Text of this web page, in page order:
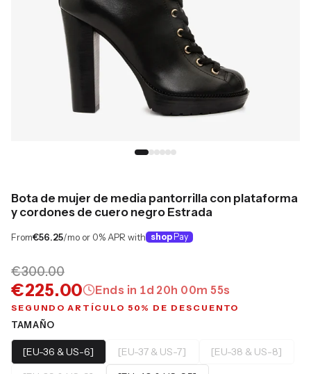
Bota de mujer de media pantorrilla con plataforma
y cordones de cuero negro Estrada
From€56.25/mo or 0% APR with shop Pay
€300.00
€225.00 Ends in 1d 20h 00m 54s
SEGUNDO ARTÍCULO 50% DE DESCUENTO
TAMAÑO
[EU-36 & US-6] [EU-37 & US-7]
[EU-38 & US-8]